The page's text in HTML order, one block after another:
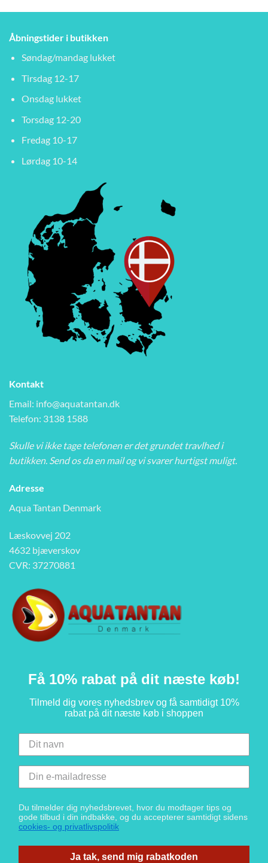
Åbningstider i butikken
Søndag/mandag lukket
Tirsdag 12-17
Onsdag lukket
Torsdag 12-20
Fredag 10-17
Lørdag 10-14
Kontakt
Email: info@aquatantan.dk
Telefon: 3138 1588
Skulle vi ikke tage telefonen er det grundet travlhed i
butikken. Send os da en mail og vi svarer hurtigst muligt.
Adresse
Aqua Tantan Denmark
Læskovvej 202
4632 bjæverskov
CVR: 37270881
Få 10% rabat på dit næste køb!
Tilmeld dig vores nyhedsbrev og få samtidigt 10%
rabat på dit næste køb i shoppen
Du tilmelder dig nyhedsbrevet, hvor du modtager tips og
gode tilbud i din indbakke, og du accepterer samtidigt sidens
cookies- og privatlivspolitik
Ja tak, send mig rabatkoden